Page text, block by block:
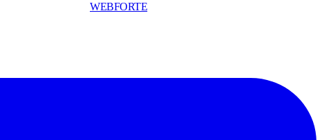
WEBFORTE